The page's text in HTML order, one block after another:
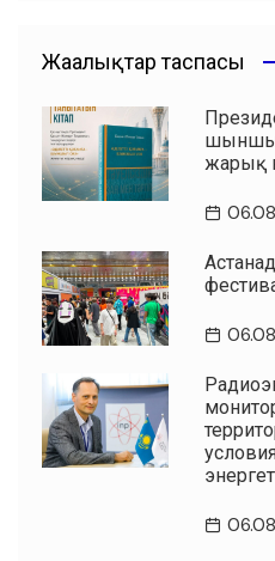
Жаңалықтар таспасы
жарық